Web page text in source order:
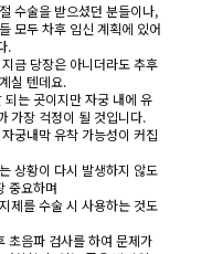
수술을 받으셨던 분들이나,
모두 차후 임신 계획에 있어
.
금 당장은 아니더라도 추후
실 텐데요.
는 곳이지만 자궁 내에 유
가장 걱정이 될 것입니다.
궁내막 유착 가능성이 커집
상황이 다시 발생하지 않도
중요하며
제를 수술 시 사용하는 것도
초음파 검사를 하여 문제가